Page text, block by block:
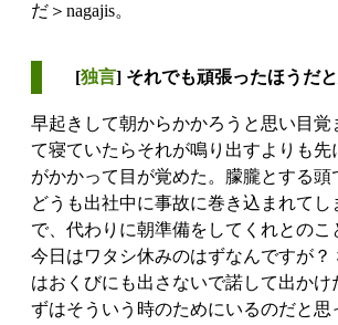
だ＞nagajis。
[独言] それでも頑張ったほうだ
早起きして朝からかかろうと思い目覚
て寝ていたらそれが鳴り出すよりも先
がかかって目が覚めた。朦朧とする頭
どうも出社中に事故に巻き込まれてし
で、代わりに朝準備をしてくれとのこ
今日はワタシ休みのはずなんですが？
はおくびにも出さないで諾して出かけ
ずはそういう時のためにいるのだと思